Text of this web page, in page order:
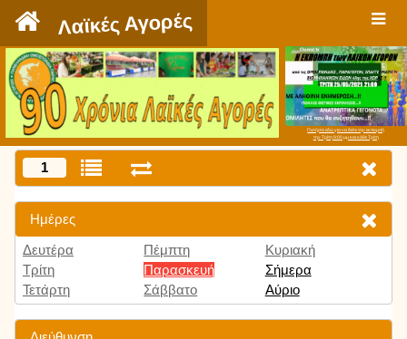
Λαϊκές Αγορές
Πατήστε εδώ για να δείτε την εκπομπή
την Τρίτη 9:00 μμ και κάθε Τρίτη
1
Ημέρες
Δευτέρα
Τρίτη
Τετάρτη
Πέμπτη
Παρασκευή
Σάββατο
Κυριακή
Σήμερα
Αύριο